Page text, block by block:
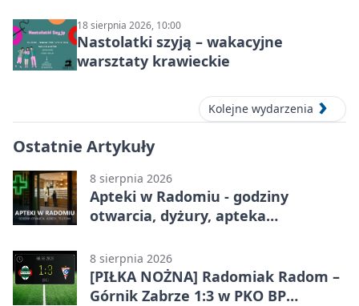
18 sierpnia 2026, 10:00
Nastolatki szyją – wakacyjne
warsztaty krawieckie
Kolejne wydarzenia
Ostatnie Artykuły
8 sierpnia 2026
Apteki w Radomiu - godziny
otwarcia, dyżury, apteka
8 sierpnia 2026
[PIŁKA NOŻNA] Radomiak Radom –
Górnik Zabrze 1:3 w PKO BP